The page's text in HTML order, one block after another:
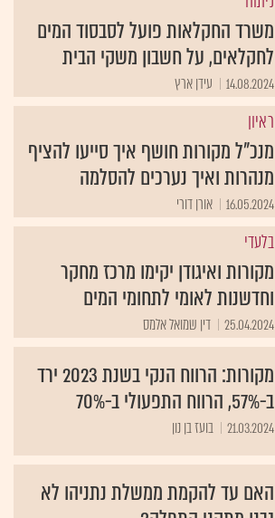
משרד החקלאות פועל לסבסוד המים
לחקלאים, על חשבון משקי הבית
14.08.2024 עידן ארץ
ראיון
מנכ"ל מקורות חושף איך סייעו להציף
מנהרות ואיך נערכים להסלמה
16.05.2024 אורן דורי
בלעדי
מקורות ואיגודן יקימו מרכז מחקר
וחדשנות לאומי לתחומי המים
25.04.2024 דין שמואל אלמס
מקורות: הרווח הנקי בשנת 2023 ירד
ב-57%, הרווח התפעולי ב-70%
21.03.2024 בועז בן נון
האם עד להקמת ממשלת נתניהו לא